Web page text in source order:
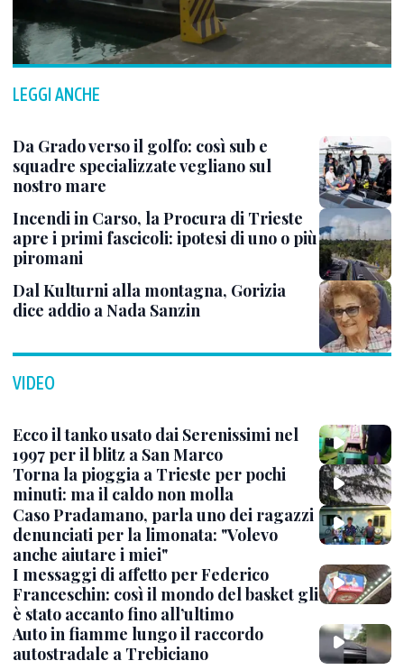
LEGGI ANCHE
Da Grado verso il golfo: così sub e
squadre specializzate vegliano sul
nostro mare
Incendi in Carso, la Procura di Trieste
apre i primi fascicoli: ipotesi di uno o più
piromani
Dal Kulturni alla montagna, Gorizia
dice addio a Nada Sanzin
VIDEO
Ecco il tanko usato dai Serenissimi nel
1997 per il blitz a San Marco
Torna la pioggia a Trieste per pochi
minuti: ma il caldo non molla
Caso Pradamano, parla uno dei ragazzi
denunciati per la limonata: "Volevo
anche aiutare i miei"
I messaggi di affetto per Federico
Franceschin: così il mondo del basket gli
è stato accanto fino all’ultimo
Auto in fiamme lungo il raccordo
autostradale a Trebiciano